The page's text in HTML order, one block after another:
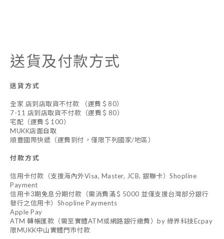
送貨及付款方式
送貨方式
全家 店到店取貨不付款 （運費＄80）
7-11 店到店取貨不付款（運費＄80）
宅配（運費＄100）
MUKK店面自取
順豐國際快遞（運費到付，僅限下列國家/地區）
付款方式
信用卡付款（支援海內外Visa, Master, JCB, 銀聯卡）Shopline
Payment
信用卡3期免息分期付款（需消費滿＄5000 並僅支援台灣部分銀行
發行之信用卡）Shopline Payments
Apple Pay
ATM 轉帳匯款（需至實體ATM或網路銀行繳費）by 綠界科技Ecpay
限MUKK中山實體門市付款